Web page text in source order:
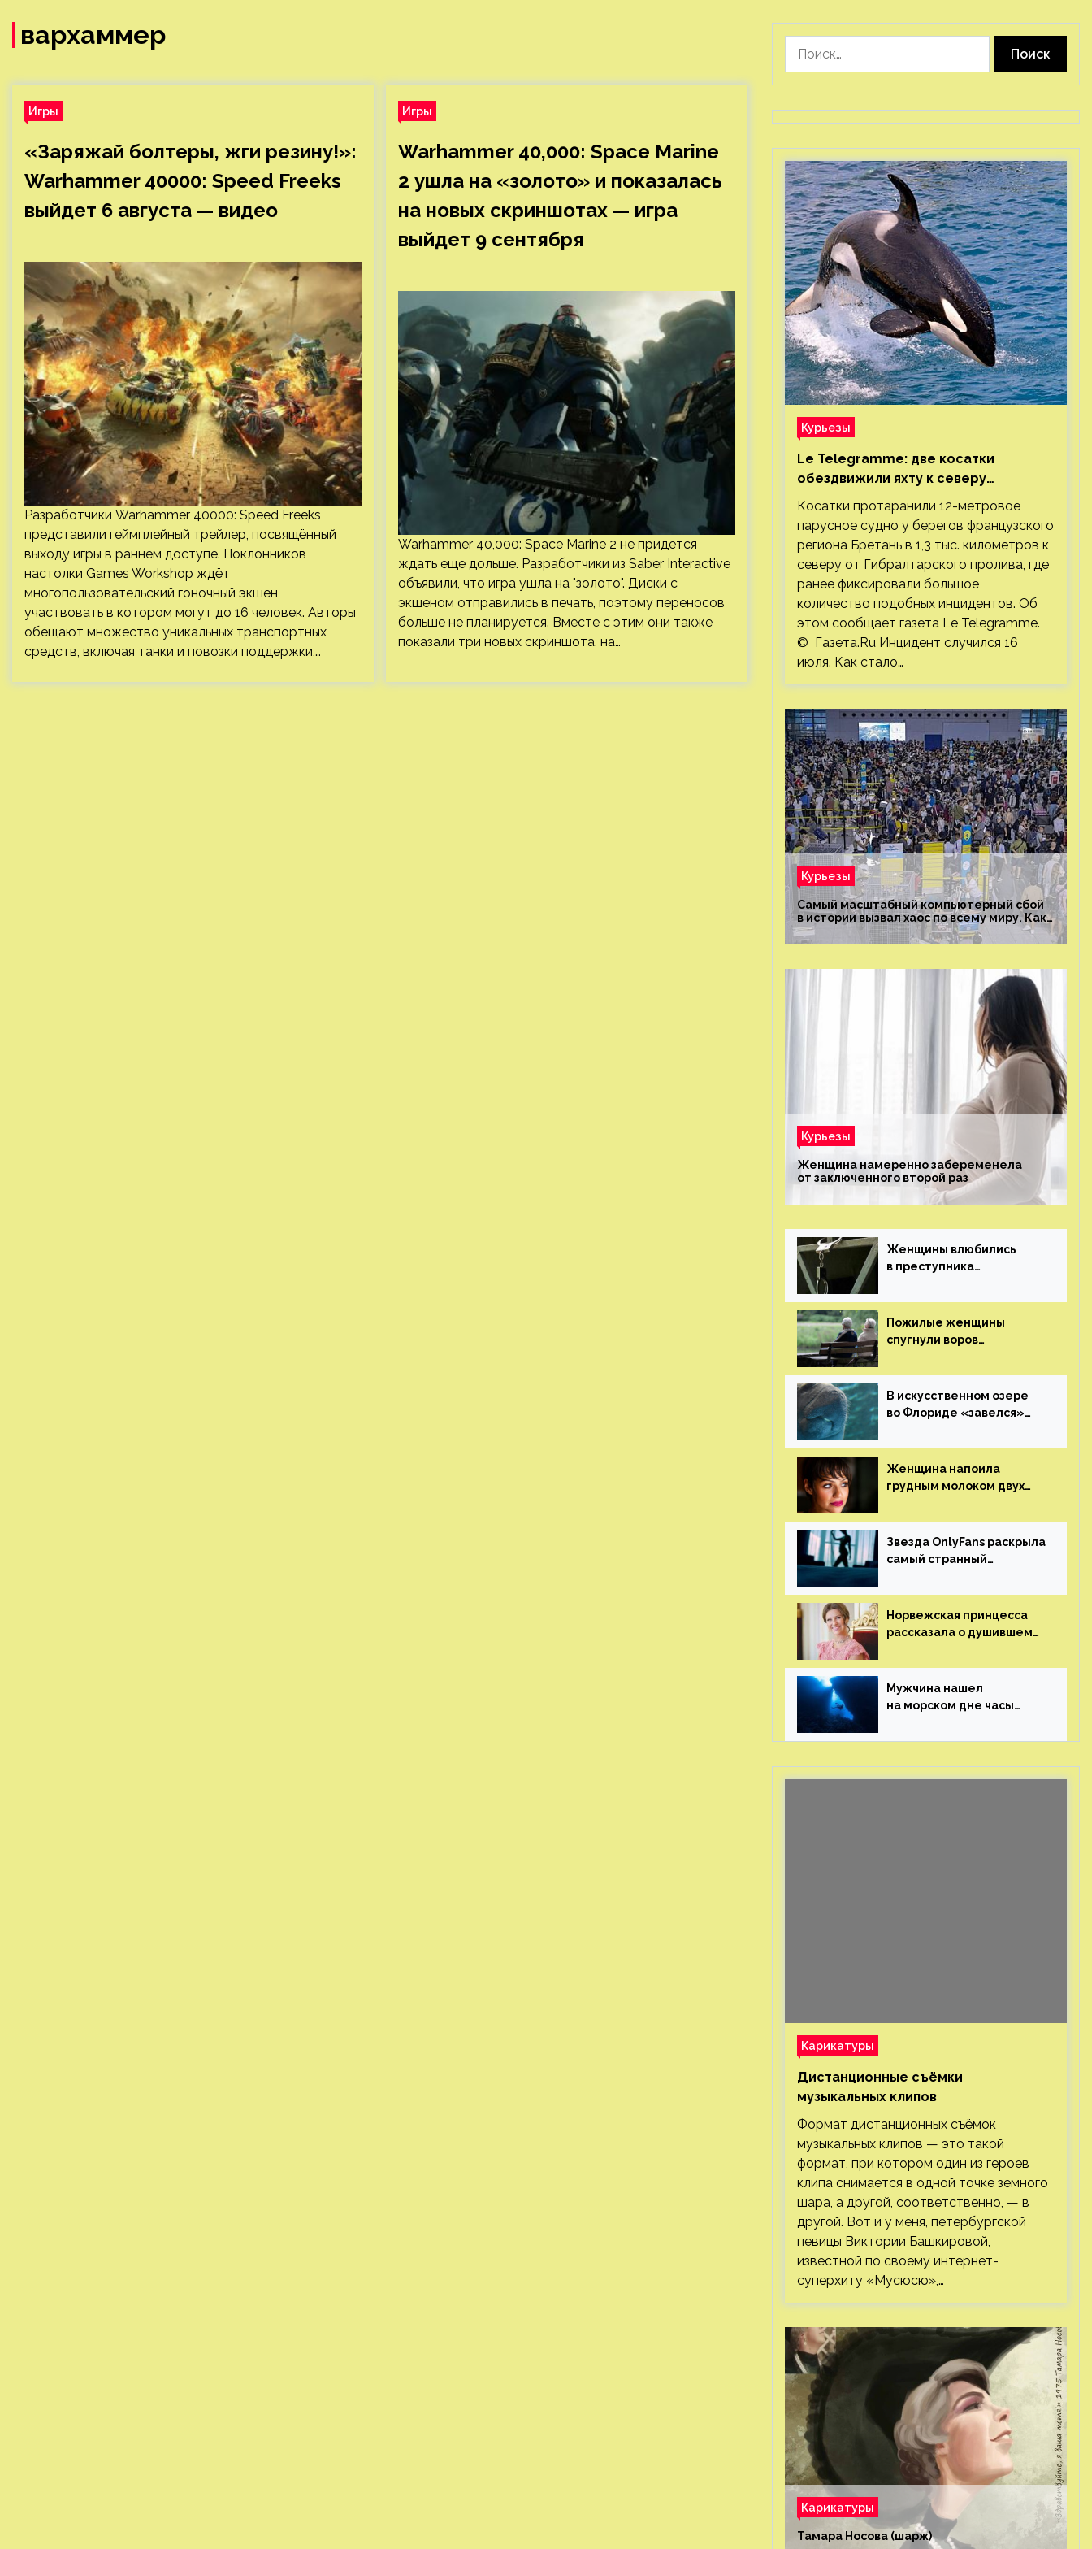
вархаммер
Игры
«Заряжай болтеры, жги резину!»:
Warhammer 40000: Speed Freeks
выйдет 6 августа — видео
Разработчики Warhammer 40000: Speed Freeks
представили геймплейный трейлер, посвящённый
выходу игры в раннем доступе. Поклонников
настолки Games Workshop ждёт
многопользовательский гоночный экшен,
участвовать в котором могут до 16 человек. Авторы
обещают множество уникальных транспортных
средств, включая танки и повозки поддержки,…
Игры
Warhammer 40,000: Space Marine
2 ушла на «золото» и показалась
на новых скриншотах — игра
выйдет 9 сентября
Warhammer 40,000: Space Marine 2 не придется
ждать еще дольше. Разработчики из Saber Interactive
объявили, что игра ушла на "золото". Диски с
экшеном отправились в печать, поэтому переносов
больше не планируется. Вместе с этим они также
показали три новых скриншота, на…
Курьезы
Le Telegramme: две косатки
обездвижили яхту к северу
от Гибралтарского пролива
Косатки протаранили 12-метровое
парусное судно у берегов французского
региона Бретань в 1,3 тыс. километров к
северу от Гибралтарского пролива, где
ранее фиксировали большое
количество подобных инцидентов. Об
этом сообщает газета Le Telegramme.
© Газета.Ru Инцидент случился 16
июля. Как стало…
Курьезы
Самый масштабный компьютерный сбой
в истории вызвал хаос по всему миру. Как
это было?
Курьезы
Женщина намеренно забеременела
от заключенного второй раз
Женщины влюбились
в преступника
судью сохранить ему
жизнь
Пожилые женщины
спугнули воров
В искусственном озере
во Флориде «завелся»
Женщина напоила
грудным молоком двух
Звезда OnlyFans раскрыла
самый странный
от фаната
Норвежская принцесса
рассказала о душившем
генерала
Мужчина нашел
на морском дне часы
рублей с помощью
Карикатуры
Дистанционные съёмки
музыкальных клипов⁠⁠
Формат дистанционных съёмок
музыкальных клипов — это такой
формат, при котором один из героев
клипа снимается в одной точке земного
шара, а другой, соответственно, — в
другой. Вот и у меня, петербургской
певицы Виктории Башкировой,
известной по своему интернет-
суперхиту «Мусюсю»,…
Карикатуры
Тамара Носова (шарж)⁠⁠